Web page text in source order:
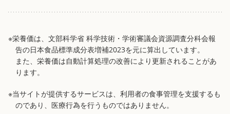
※栄養価は、文部科学省 科学技術・学術審議会資源調査分科会報
告の日本食品標準成分表増補2023を元に算出しています。
また、栄養価は自動計算処理の改善により更新されることがあ
ります。
※当サイトが提供するサービスは、利用者の食事管理を支援するも
のであり、医療行為を行うものではありません。